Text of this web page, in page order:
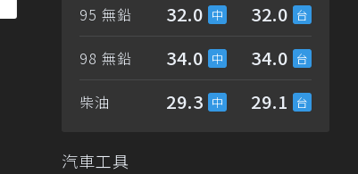
95 無鉛 32.0 32.0
98 無鉛 34.0 34.0
柴油 29.3 29.1
汽車工具